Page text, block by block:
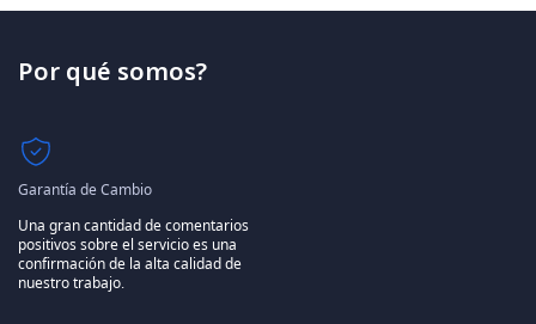
Por qué somos?
Garantía de Cambio
Una gran cantidad de comentarios
positivos sobre el servicio es una
confirmación de la alta calidad de
nuestro trabajo.